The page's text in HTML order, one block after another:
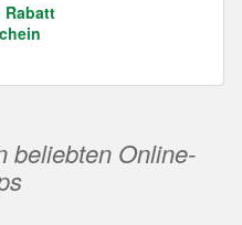
Rabatt
beliebten Online-